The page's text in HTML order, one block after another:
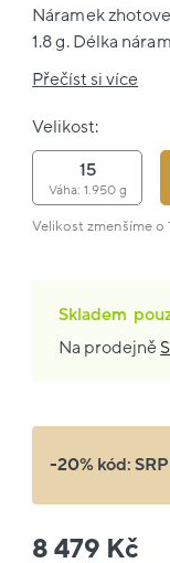
Náramek
1.8 g. Délka
Přečíst si více
Velikost:
15
Váha: 1.950 g
Velikost zmenšíme o
Skladem
Na prodejně
-20% kód:
8 479 Kč